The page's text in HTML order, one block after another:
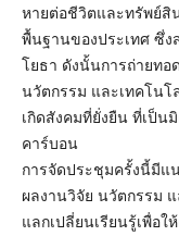
หายต่อชีวิตและทรัพย์สิ
พื้นฐานของประเทศ ซึ่ง
โยธา ดังนั้นการถ่ายทอ
นวัตกรรม และเทคโนโ
เกิดสังคมที่ยั่งยืน ที่เป็น
คาร์บอน
การจัดประชุมครั้งนี้มีแ
ผลงานวิจัย นวัตกรรม
แลกเปลี่ยนเรียนรู้เพื่อ